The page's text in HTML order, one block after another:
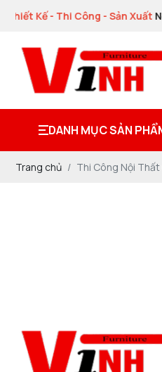
Kế - Thi Công - Sản Xuất
DANH MỤC SẢN
Trang chủ Thi Công Nội Thất